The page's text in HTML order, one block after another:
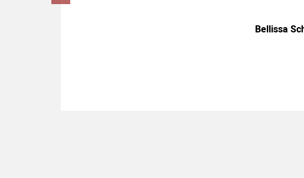
Bellissa